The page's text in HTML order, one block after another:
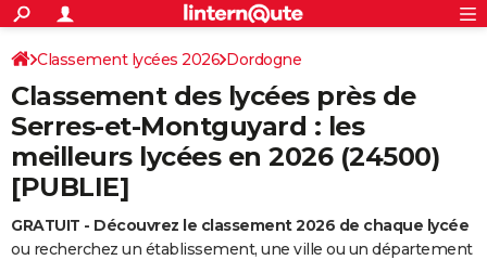
ACTUALITÉS
Politique
Société
Faits Divers
Education
Monde
Villes
+
SPORT
Coupe du monde 2026
Football
Tennis
Cyclisme
Rugby
Forum
Programme TV
TNT
Streaming
Cinéma
Sorties cinéma
Musique
+
FINANCE
Retraite
Impôts
Epargne
Immobilier
Risques naturels par ville
Banque
Assurance
Crédit
AUTO
Réserver un essai
Citadines
Berlines
Forum auto
HIGH-TECH
S'inscrire
Connexion
Classement lycées 2026 Dordogne
Classement des lycées près de
Serres-et-Montguyard : les
meilleurs lycées en 2026 (24500)
[PUBLIE]
GRATUIT - Découvrez le classement 2026 de chaque lycée
ou recherchez un établissement, une ville ou un département